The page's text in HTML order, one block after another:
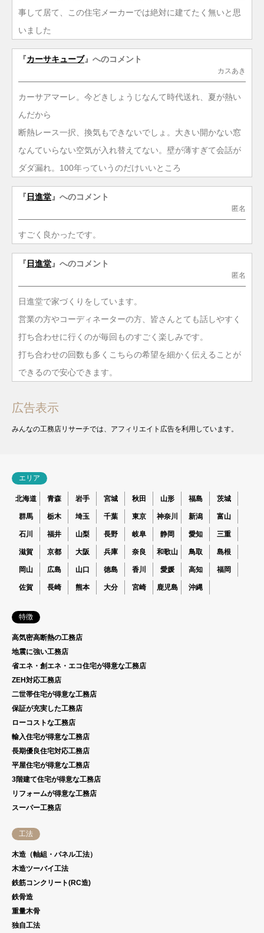
事して居て、この住宅メーカーでは絶対に建てたく無いと思
いました
『カーサキューブ』へのコメント
カスあき
カーサアマーレ。今どきしょうじなんて時代送れ、夏が熱い
んだから
断熱レース一択、換気もできないでしょ。大きい開かない窓
なんていらない空気が入れ替えてない。壁が薄すぎて会話が
ダダ漏れ。100年っていうのだけいいところ
『 日進堂 』へのコメント
匿名
すごく良かったです。
『 日進堂 』へのコメント
匿名
日進堂で家づくりをしています。
営業の方やコーディネーターの方、皆さんとても話しやすく
打ち合わせに行くのが毎回ものすごく楽しみです。
打ち合わせの回数も多くこちらの希望を細かく伝えることが
できるので安心できます。
広告表示
みんなの工務店リサーチでは、アフィリエイト広告を利用しています。
エリア
北海道 青森 岩手 宮城 秋田 山形 福島 茨城
群馬 栃木 埼玉 千葉 東京 神奈川 新潟 富山
石川 福井 山梨 長野 岐阜 静岡 愛知 三重
滋賀 京都 大阪 兵庫 奈良 和歌山 鳥取 島根
岡山 広島 山口 徳島 香川 愛媛 高知 福岡
佐賀 長崎 熊本 大分 宮崎 鹿児島 沖縄
特徴
高気密高断熱の工務店
地震に強い工務店
省エネ・創エネ・エコ住宅が得意な工務店
ZEH対応工務店
二世帯住宅が得意な工務店
保証が充実した工務店
ローコストな工務店
輸入住宅が得意な工務店
長期優良住宅対応工務店
平屋住宅が得意な工務店
3階建て住宅が得意な工務店
リフォームが得意な工務店
スーパー工務店
工法
木造（軸組・パネル工法）
木造ツーバイ工法
鉄筋コンクリート(RC造)
鉄骨造
重量木骨
独自工法